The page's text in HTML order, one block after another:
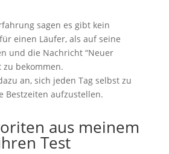
sagen es gibt kein
einen Läufer, als auf seine
und die Nachricht “Neuer
zu bekommen.
an, sich jeden Tag selbst zu
Bestzeiten aufzustellen.
aus meinem
Test